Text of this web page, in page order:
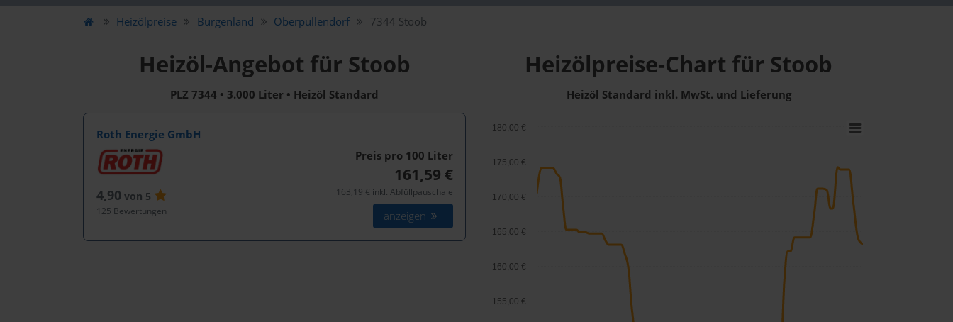
Heizölpreise Burgenland Oberpullendorf 7344 Stoob
Heizöl-Angebot für Stoob
PLZ 7344 • 3.000 Liter • Heizöl Standard
Roth Energie GmbH
4,90 von 5
125 Bewertungen
Preis pro 100 Liter
161,59 €
163,19 € inkl. Abfüllpauschale
anzeigen
Heizölpreise-Chart für Stoob
Heizöl Standard inkl. MwSt. und Lieferung
155,00 €
160,00 €
165,00 €
170,00 €
175,00 €
180,00 €